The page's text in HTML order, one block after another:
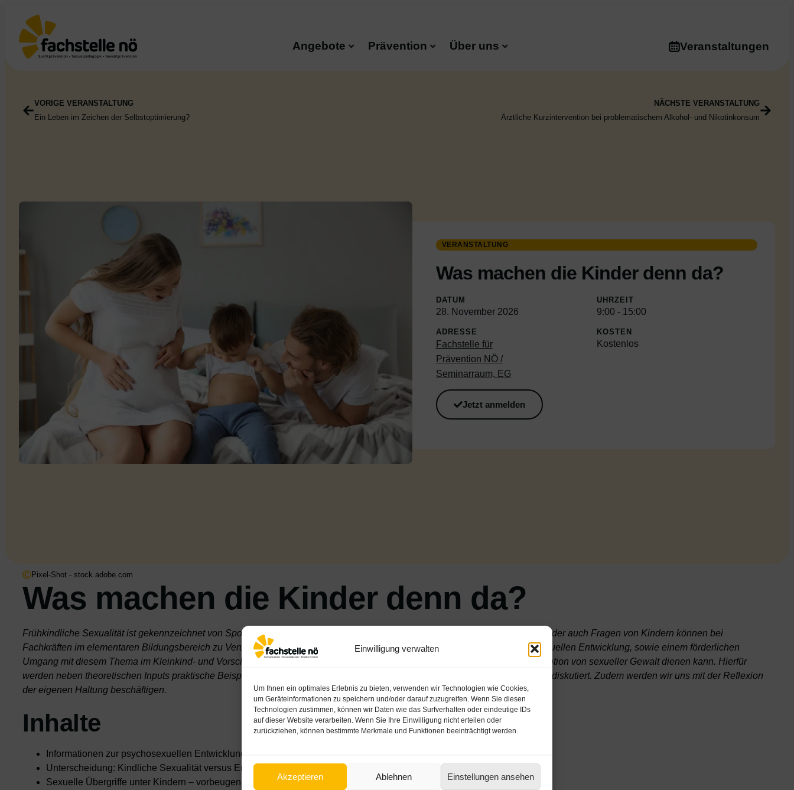
Einwilligung verwalten
Um Ihnen ein optimales Erlebnis zu bieten, verwenden wir Technologien wie Cookies,
um Geräteinformationen zu speichern und/oder darauf zuzugreifen. Wenn Sie diesen
Technologien zustimmen, können wir Daten wie das Surfverhalten oder eindeutige IDs
auf dieser Website verarbeiten. Wenn Sie Ihre Einwilligung nicht erteilen oder
zurückziehen, können bestimmte Merkmale und Funktionen beeinträchtigt werden.
Akzeptieren Ablehnen Einstellungen ansehen
Angebote Prävention Über uns Veranstaltungen
VORIGE VERANSTALTUNG
Ein Leben im Zeichen der Selbstoptimierung?
NÄCHSTE VERANSTALTUNG
Ärztliche Kurzintervention bei problematischem Alkohol- und Nikotinkonsum
VERANSTALTUNG
Was machen die Kinder denn da?
DATUM
28. November 2026
UHRZEIT
9:00 - 15:00
ADRESSE
Fachstelle für
Prävention NÖ /
Seminarraum, EG
KOSTEN
Kostenlos
Jetzt anmelden
Pixel-Shot - stock.adobe.com
Was machen die Kinder denn da?
Frühkindliche Sexualität ist gekennzeichnet von Spontanität, Neugierde und Unbefangenheit, und manche Verhaltensweisen oder auch Fragen von Kindern können bei
Fachkräften im elementaren Bildungsbereich zu Verunsicherung führen. In der Fortbildung befassen wir uns mit der psychosexuellen Entwicklung, sowie einem förderlichen
Umgang mit diesem Thema im Kleinkind- und Vorschulalter. Wir widmen uns der Frage, inwieweit Sexualpädagogik als Prävention von sexueller Gewalt dienen kann. Hierfür
werden neben theoretischen Inputs praktische Beispiele aus dem elementaren Bildungs- und Betreuungsalltag beleuchtet und diskutiert. Zudem werden wir uns mit der Reflexion
der eigenen Haltung beschäftigen.
Inhalte
Informationen zur psychosexuellen Entwicklung von Kindern
Unterscheidung: Kindliche Sexualität versus Erwachsenensexualität
Sexuelle Übergriffe unter Kindern – vorbeugen und erkennen